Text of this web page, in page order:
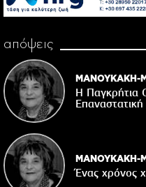
απόψεις
ΜΑΝΟΥΚΑΚΗ-
Η Παγκρήτια
ΜΑΝΟΥΚΑΚΗ-
Ένας χρόνος